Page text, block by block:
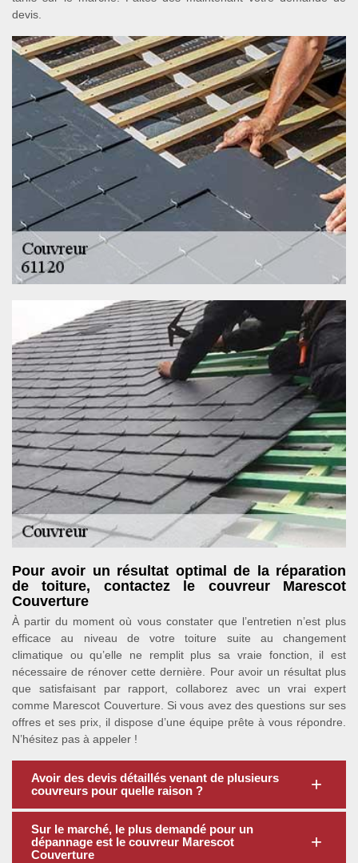
devis.
Pour avoir un résultat optimal de la réparation
de toiture, contactez le couvreur Marescot
Couverture
À partir du moment où vous constater que l’entretien n’est plus
efficace au niveau de votre toiture suite au changement
climatique ou qu’elle ne remplit plus sa vraie fonction, il est
nécessaire de rénover cette dernière. Pour avoir un résultat plus
que satisfaisant par rapport, collaborez avec un vrai expert
comme Marescot Couverture. Si vous avez des questions sur ses
offres et ses prix, il dispose d’une équipe prête à vous répondre.
N’hésitez pas à appeler !
Avoir des devis détaillés venant de plusieurs
couvreurs pour quelle raison ?
Sur le marché, le plus demandé pour un
dépannage est le couvreur Marescot
Couverture